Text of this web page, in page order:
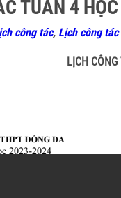
TUẦN 4
công tác, Lịch công tác
LỊCH